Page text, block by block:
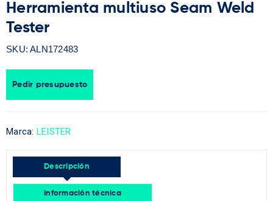
Herramienta multiuso Seam Weld
Tester
SKU: ALN172483
Pedir presupuesto
Marca: LEISTER
Descripción
Información técnica